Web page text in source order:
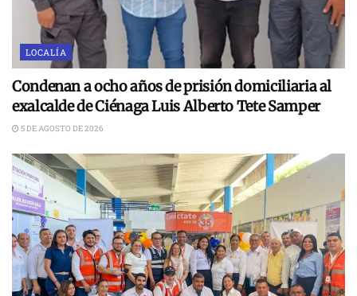
LOCALÍA
Condenan a ocho años de prisión domiciliaria al
exalcalde de Ciénaga Luis Alberto Tete Samper
5 DE AGOSTO DE 2026